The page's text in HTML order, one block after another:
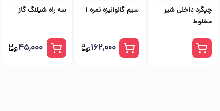
چپگرد داخلی شیر
مخلوط
سیم گالوانیزه نمره 1
۱۶۲٬۰۰۰
سه راه شیلنگ گاز
۴۵٬۰۰۰